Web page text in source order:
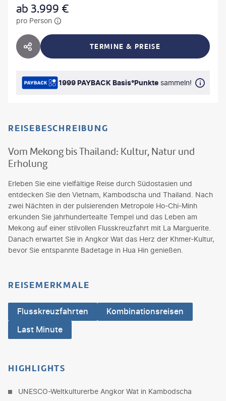
ab3.999 €
pro Person
HOTEL TEILEN TERMINE & PREISE
1999 PAYBACK Basis°Punkte sammeln!
REISEBESCHREIBUNG
Vom Mekong bis Thailand: Kultur, Natur und
Erholung
Erleben Sie eine vielfältige Reise durch Südostasien und
entdecken Sie den Vietnam, Kambodscha und Thailand. Nach
zwei Nächten in der pulsierenden Metropole Ho-Chi-Minh
erkunden Sie jahrhundertealte Tempel und das Leben am
Mekong auf einer stilvollen Flusskreuzfahrt mit La Marguerite.
Danach erwartet Sie in Angkor Wat das Herz der Khmer-Kultur,
bevor Sie entspannte Badetage in Hua Hin genießen.
REISEMERKMALE
Flusskreuzfahrten
Kombinationsreisen
Last Minute
HIGHLIGHTS
UNESCO-Weltkulturerbe Angkor Wat in Kambodscha